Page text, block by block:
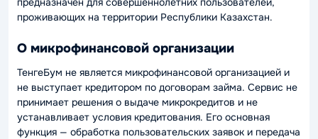
проживающих на территории Республики Казахстан.
О микрофинансовой организации
ТенгеБум не является микрофинансовой организацией и
не выступает кредитором по договорам займа. Сервис не
принимает решения о выдаче микрокредитов и не
устанавливает условия кредитования. Его основная
функция — обработка пользовательских заявок и передача